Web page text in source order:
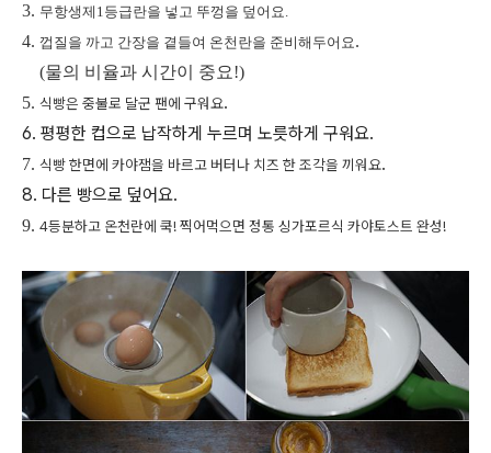
3. 무항생제1등급란을 넣고 뚜껑을 덮어요.
4. 껍질을 까고 간장을 곁들여 온천란을 준비해두어요.
(물의 비율과 시간이 중요!)
5. 식빵은 중불로 달군 팬에 구워요.
6. 평평한 컵으로 납작하게 누르며 노릇하게 구워요.
7. 식빵 한면에 카야잼을 바르고 버터나 치즈 한 조각을 끼워요.
8. 다른 빵으로 덮어요.
9. 4등분하고 온천란에 쿡! 찍어먹으면 정통 싱가포르식 카야토스트 완성!